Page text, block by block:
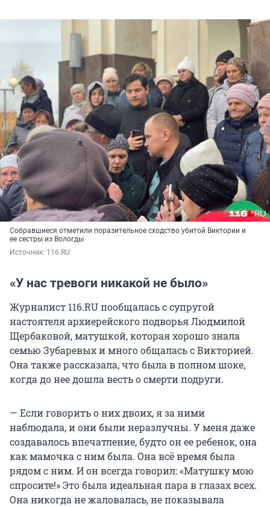
Собравшиеся отметили поразительное сходство убитой Виктории и
ее сестры из Вологды
Источник: 116.RU
«У нас тревоги никакой не было»
Журналист 116.RU пообщалась с супругой
настоятеля архиерейского подворья Людмилой
Щербаковой, матушкой, которая хорошо знала
семью Зубаревых и много общалась с Викторией.
Она также рассказала, что была в полном шоке,
когда до нее дошла весть о смерти подруги.
— Если говорить о них двоих, я за ними
наблюдала, и они были неразлучны. У меня даже
создавалось впечатление, будто он ее ребенок, она
как мамочка с ним была. Она всё время была
рядом с ним. И он всегда говорил: «Матушку мою
спросите!» Это была идеальная пара в глазах всех.
Она никогда не жаловалась, не показывала